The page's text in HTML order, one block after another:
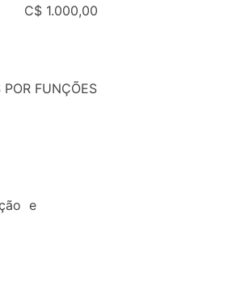
1.000,00
POR FUNÇÕES
e